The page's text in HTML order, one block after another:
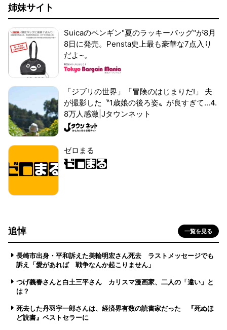
姉妹サイト
Suicaのペンギン"夏のラッキーバッグ"が8月
8日に発売。Pensta史上最も豪華な7点入り
だよ~。
「ジブリの世界」「冒険のはじまりだ!」 夫
が撮影した〝1歳娘の後ろ姿〟が良すぎて...4.
8万人感激|Jタウンネット
ゼロまる
追悼 一覧を見る
長崎市出身・平和訴えた美輪明宏さん死去 ラストメッセージでも
訴え「愛があれば 戦争なんか起こりません」
つげ義春さんと白土三平さん カリスマ漫画家、二人の「違い」と
は？
死去した丹羽宇一郎さんは、経済界有数の読書家だった 『死ぬほ
ど読書』ベストセラーに